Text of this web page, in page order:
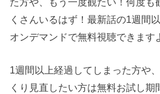
た方や、もう一度観たい！何度も
くさんいるはず！最新話の1週間
オンデマンドで無料視聴できます
1週間以上経過してしまった方や
くり見直したい方は無料お試し期